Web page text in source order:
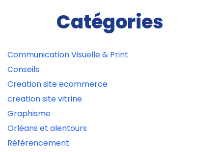
Catégories
Communication Visuelle & Print
Conseils
Creation site ecommerce
creation site vitrine
Graphisme
Orléans et alentours
Référencement